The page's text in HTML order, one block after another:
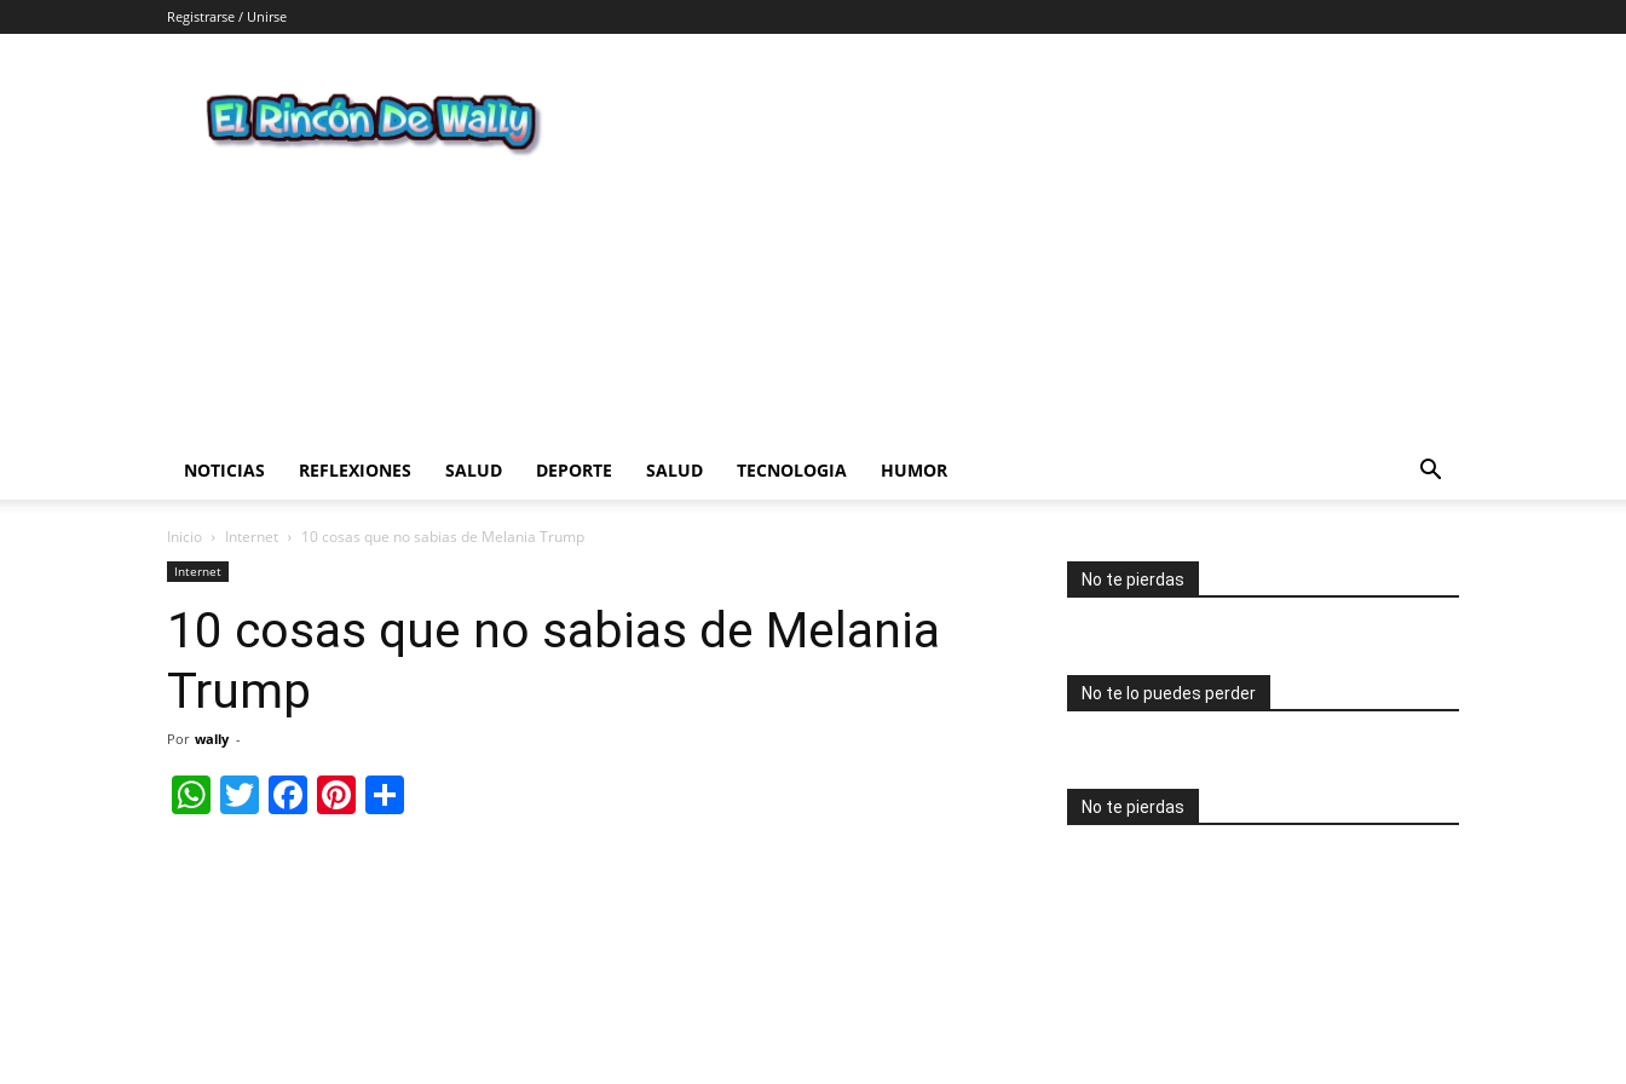
Registrarse / Unirse
Rincon
de
NOTICIAS REFLEXIONES SALUD DEPORTE SALUD TECNOLOGIA HUMOR
Inicio Internet 10 cosas que no sabias de Melania Trump
Internet
10 cosas que no sabias de Melania
Trump
Por wally -
WhatsApp
Twitter
Facebook
Pinterest
No te pierdas
No te lo puedes perder
No te pierdas